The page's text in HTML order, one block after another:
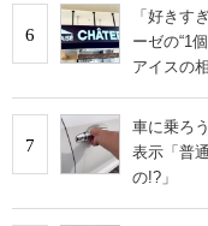
6
「好きす
ーゼの“1
アイスの
7
車に乗ろ
表示「普
の!?」